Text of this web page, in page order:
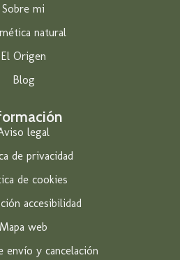
Sobre mi
natural
El Origen
Blog
legal
de privacidad
de cookies
accesibilidad
Mapa web
envío y cancelación